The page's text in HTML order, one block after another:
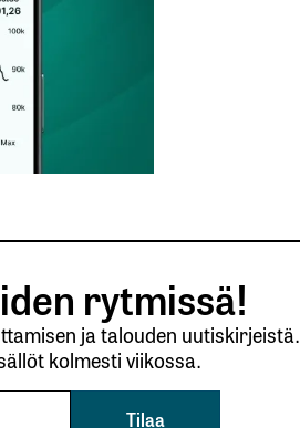
rytmissä!
ja talouden uutiskirjeistä.
kolmesti viikossa.